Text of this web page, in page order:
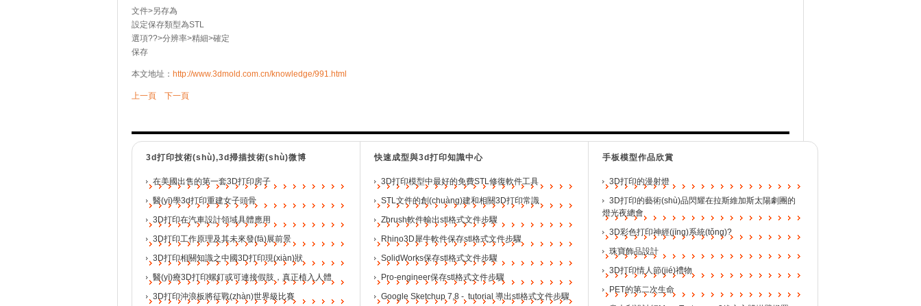
文件>另存為
設定保存類型為STL
選項??>分辨率>精細>確定
保存
本文地址： http://www.3dmold.com.cn/knowledge/991.html
上一頁 下一頁
3d打印技術(shù),3d掃描技術(shù)微博
在美國出售的第一套3D打印房子
醫(yī)學3d打印重建女子頭骨
3D打印在汽車設計領域具體應用
3D打印工作原理及其未來發(fā)展前景
3D打印相關知識之中國3D打印現(xiàn)狀
醫(yī)療3D打印螺釘或可連接假肢，真正植入人體
3D打印沖浪板將征戰(zhàn)世界級比賽
快速成型與3d打印知識中心
3D打印模型中最好的免費STL修復軟件工具
STL文件的創(chuàng)建和相關3D打印常識
Zbrush軟件輸出stl格式文件步驟
Rhino3D犀牛軟件保存stl格式文件步驟
SolidWorks保存stl格式文件步驟
Pro-engineer保存stl格式文件步驟
Google Sketchup 7,8 - tutorial 導出stl格式文件步驟
手板模型作品欣賞
3D打印的漫射燈
3D打印的藝術(shù)品閃耀在拉斯維加斯太陽劇團的
燈光夜總會
3D彩色打印神經(jīng)系統(tǒng)?
珠寶飾品設計
3D打印情人節(jié)禮物
PET的第二次生命